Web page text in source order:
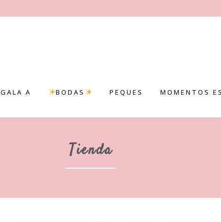
A BODAS PEQUES MOMENTOS
Tienda